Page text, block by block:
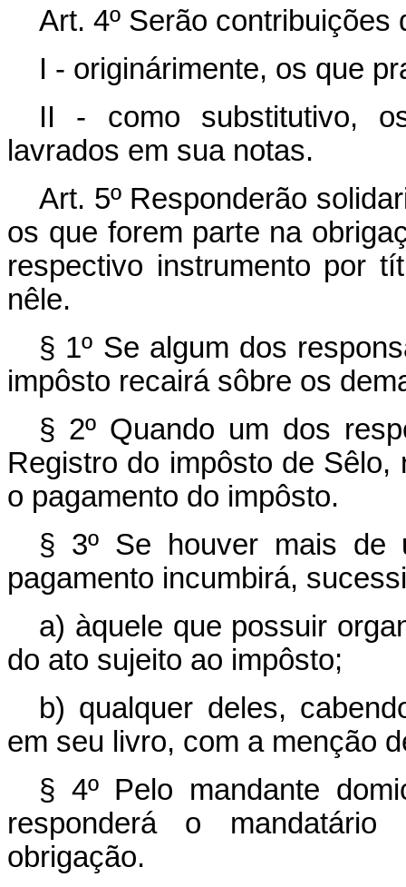
Art. 4º Serão contribuições
I - originárimente, os que
II - como substitutivo,
lavrados em sua notas.
Art. 5º Responderão
os que forem parte na
respectivo instrumento por
nêle.
§ 1º Se algum dos
impôsto recairá sôbre os
§ 2º Quando um dos
Registro do impôsto de Sêlo,
o pagamento do impôsto.
§ 3º Se houver mais de
pagamento incumbirá,
a) àquele que possuir
do ato sujeito ao impôsto;
b) qualquer deles,
em seu livro, com a menção
§ 4º Pelo mandante
responderá o
obrigação.